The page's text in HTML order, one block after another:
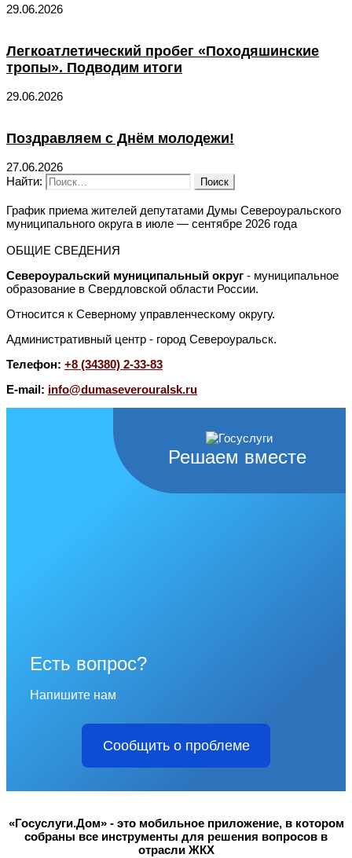
29.06.2026
Легкоатлетический пробег «Походяшинские
тропы». Подводим итоги
29.06.2026
Поздравляем с Днём молодежи!
27.06.2026
Найти:
График приема жителей депутатами Думы Североуральского
муниципального округа в июле — сентябре 2026 года
ОБЩИЕ СВЕДЕНИЯ
Североуральский муниципальный округ - муниципальное
образование в Свердловской области России.
Относится к Северному управленческому округу.
Административный центр - город Североуральск.
Телефон: +8 (34380) 2-33-83
E-mail: info@dumaseverouralsk.ru
Решаем вместе
Есть вопрос?
Напишите нам
Сообщить о проблеме
«Госуслуги.Дом» - это мобильное приложение, в котором
собраны все инструменты для решения вопросов в
отрасли ЖКХ